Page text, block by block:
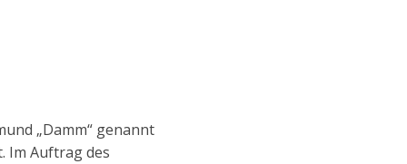
„Damm“ genannt
Im Auftrag des